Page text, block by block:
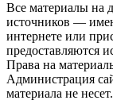
Все материалы на
источников —
интернете или
предоставляются
Права на
Администрация
материала не